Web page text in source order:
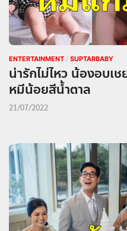
ENTERTAINMENT / SUPTARBABY
น่ารักไม่ไหว น้องอบเ
หมีน้อยสีน้ำตาล
21/07/2022